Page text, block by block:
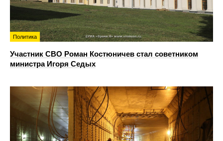
Политика
Участник СВО Роман Костюничев стал советником
министра Игоря Седых